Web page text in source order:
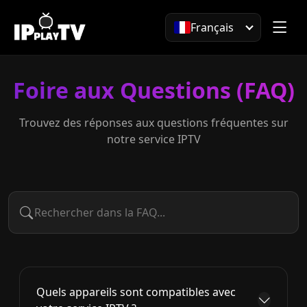
Français
Foire aux Questions (FAQ)
Trouvez des réponses aux questions fréquentes sur
notre service IPTV
Quels appareils sont compatibles avec